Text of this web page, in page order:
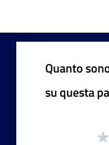
Quanto
su questa